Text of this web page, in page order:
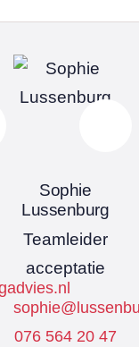
Sophie
Lussenburg
Teamleider
acceptatie
076 564 20 47